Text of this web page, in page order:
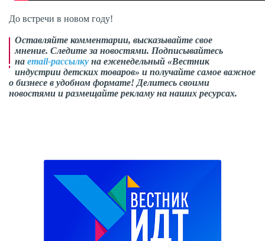
До встречи в новом году!
Оставляйте комментарии, высказывайте свое
мнение. Следите за новостями. Подписывайтесь
на email-рассылку на еженедельный «Вестник
индустрии детских товаров» и получайте самое важное
о бизнесе в удобном формате! Делитесь своими
новостями и размещайте рекламу на наших ресурсах.